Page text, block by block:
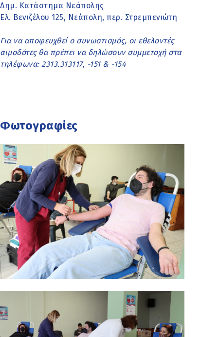
Δημ. Κατάστημα Νεάπολης
Ελ. Βενιζέλου 125, Νεάπολη, περ. Στρεμπενιώτη
Για να αποφευχθεί ο συνωστισμός, οι εθελοντές
αιμοδότες θα πρέπει να δηλώσουν συμμετοχή στα
τηλέφωνα: 2313.313117, -151 & -154
Φωτογραφίες